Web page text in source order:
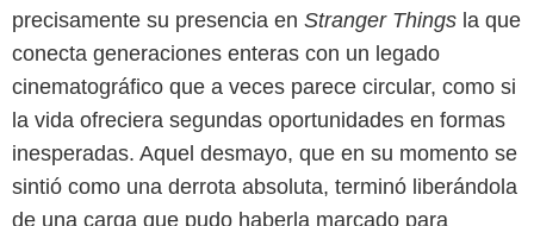
precisamente su presencia en Stranger Things la que
conecta generaciones enteras con un legado
cinematográfico que a veces parece circular, como si
la vida ofreciera segundas oportunidades en formas
inesperadas. Aquel desmayo, que en su momento se
sintió como una derrota absoluta, terminó liberándola
de una carga que pudo haberla marcado para